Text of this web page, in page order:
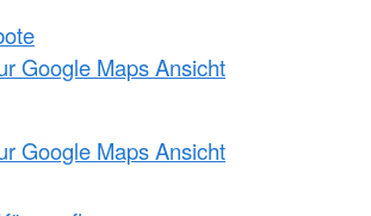
Google Maps Ansicht
Google Maps Ansicht